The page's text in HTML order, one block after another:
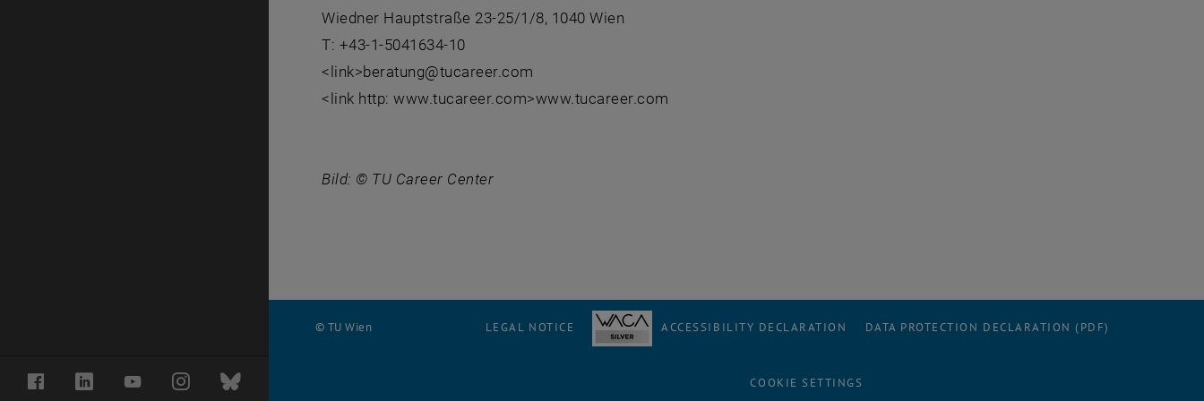
FacebookLinkedInYouTubeInstagramBluesky
Wiedner Hauptstraße 23-25/1/8, 1040 Wien
T: +43-1-5041634-10
<link>beratung@tucareer.com
<link http: www.tucareer.com>www.tucareer.com
Bild: © TU Career Center
© TU Wien LEGAL NOTICE ACCESSIBILITY DECLARATION DATA PROTECTION DECLARATION (PDF)
COOKIE SETTINGS